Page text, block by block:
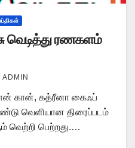
வெடித்து ரணகளம்
ADMIN
கான், கத்ரீனா கைஃப்
வெளியான திரைப்படம்
வெற்றி பெற்றது.…